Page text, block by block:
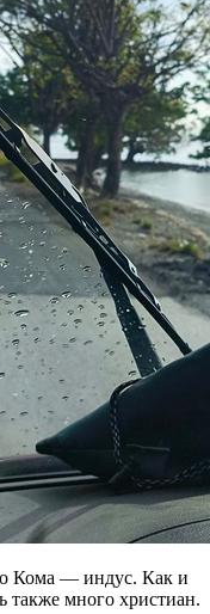
Кома — индус. Как и
также много христиан.